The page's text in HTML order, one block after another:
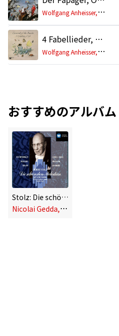
W
olfgang Anheisser, Günther Weissenborn
4 Fabellieder, Op. 64: No. 1, Der verliebte Maikäfer
W
olfgang Anheisser, Günther Weissenborn
おすすめのアルバム
Stolz: Die schönsten Melodien [Best-Loved Melodies]
N
icolai Gedda, Gottlob Frick, Symphonie-Orchester Graunke, Robert Stolz, Wolfgang Anheisser, Anneliese Rothenberger